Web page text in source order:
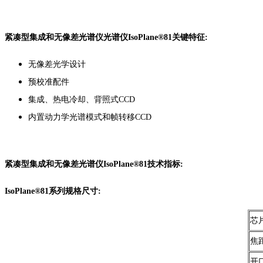
紧凑型集成和无像差光谱仪光谱仪IsoPlane®81关键特征:
无像差光学设计
预校准配件
集成、热电冷却、背照式CCD
内置动力学光谱模式和帧转移CCD
紧凑型集成和无像差光谱仪IsoPlane®81技术指标:
IsoPlane®81系列规格尺寸:
芯
焦